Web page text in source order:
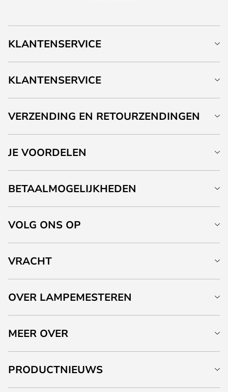
KLANTENSERVICE
KLANTENSERVICE
VERZENDING EN RETOURZENDINGEN
JE VOORDELEN
BETAALMOGELIJKHEDEN
VOLG ONS OP
VRACHT
OVER LAMPEMESTEREN
MEER OVER
PRODUCTNIEUWS